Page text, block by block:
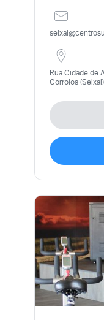
não está
Rua Cidade de
Corroios (Seixal)